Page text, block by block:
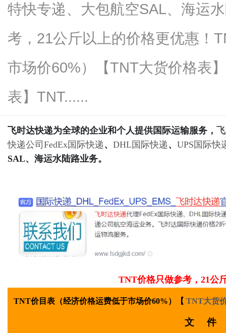
特快专递、大包航空SAL、海运
考，21公斤以上的价格更优惠！
市场价60%）【TNT大货价格表
表】TNT......
飞时达快递为全球的企业和个人提供国际运输服务，
快递公司 FedEx国际快递 、 DHL国际快递 、 UPS国际快
SAL、海运水陆路业务。
TNT价格只做参考，21公
TNT价目表（经济价格运费低于市场价60%）【 TNT大货
文 件